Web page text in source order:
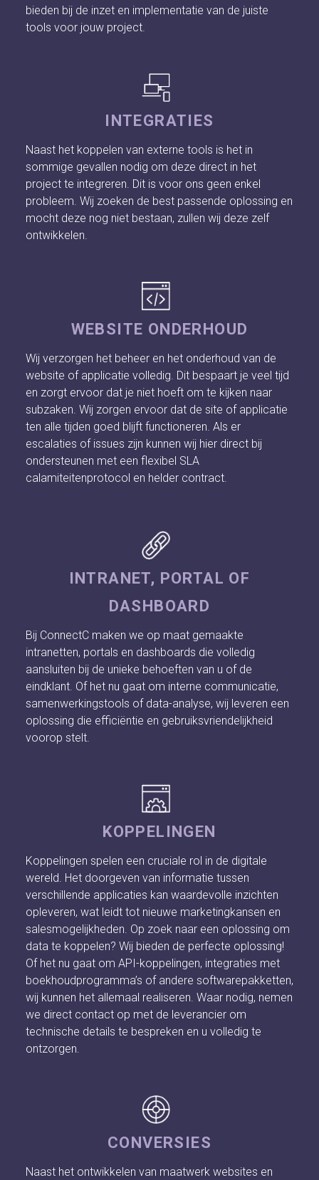
bieden bij de inzet en implementatie van de juiste
tools voor jouw project.
INTEGRATIES
Naast het koppelen van externe tools is het in
sommige gevallen nodig om deze direct in het
project te integreren. Dit is voor ons geen enkel
probleem. Wij zoeken de best passende oplossing en
mocht deze nog niet bestaan, zullen wij deze zelf
ontwikkelen.
WEBSITE ONDERHOUD
Wij verzorgen het beheer en het onderhoud van de
website of applicatie volledig. Dit bespaart je veel tijd
en zorgt ervoor dat je niet hoeft om te kijken naar
subzaken. Wij zorgen ervoor dat de site of applicatie
ten alle tijden goed blijft functioneren. Als er
escalaties of issues zijn kunnen wij hier direct bij
ondersteunen met een flexibel SLA
calamiteitenprotocol en helder contract.
INTRANET, PORTAL OF
DASHBOARD
Bij ConnectC maken we op maat gemaakte
intranetten, portals en dashboards die volledig
aansluiten bij de unieke behoeften van u of de
eindklant. Of het nu gaat om interne communicatie,
samenwerkingstools of data-analyse, wij leveren een
oplossing die efficiëntie en gebruiksvriendelijkheid
voorop stelt.
KOPPELINGEN
Koppelingen spelen een cruciale rol in de digitale
wereld. Het doorgeven van informatie tussen
verschillende applicaties kan waardevolle inzichten
opleveren, wat leidt tot nieuwe marketingkansen en
salesmogelijkheden. Op zoek naar een oplossing om
data te koppelen? Wij bieden de perfecte oplossing!
Of het nu gaat om API-koppelingen, integraties met
boekhoudprogramma’s of andere softwarepakketten,
wij kunnen het allemaal realiseren. Waar nodig, nemen
we direct contact op met de leverancier om
technische details te bespreken en u volledig te
ontzorgen.
CONVERSIES
Naast het ontwikkelen van maatwerk websites en